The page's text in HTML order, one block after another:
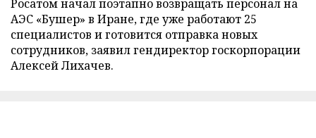
Росатом начал поэтапно возвращать персонал на
АЭС «Бушер» в Иране, где уже работают 25
специалистов и готовится отправка новых
сотрудников, заявил гендиректор госкорпорации
Алексей Лихачев.